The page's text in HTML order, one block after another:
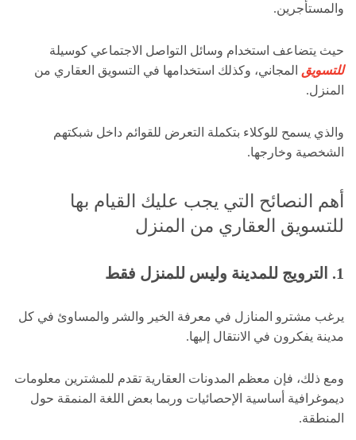
والمستأجرين.
حيث يتضاعف استخدام وسائل التواصل الاجتماعي كوسيلة
للتسويق المجاني، وكذلك استخدامها في التسويق العقاري من
المنزل.
والذي يسمح للوكلاء بتكملة التعرض للقوائم داخل شبكتهم
الشخصية وخارجها.
أهم النصائح التي يجب عليك القيام بها
للتسويق العقاري من المنزل
1. الترويج للمدينة وليس للمنزل فقط
يرغب مشترو المنازل في معرفة الخير والشر والمساوئ في كل
مدينة يفكرون في الانتقال إليها.
ومع ذلك، فإن معظم المدونات العقارية تقدم للمشترين معلومات
ديموغرافية أساسية الإحصائيات وربما بعض اللغة المنمقة حول
المنطقة.